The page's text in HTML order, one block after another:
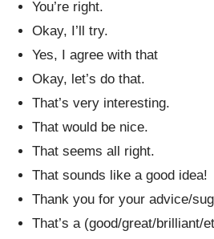
You’re right.
Okay, I’ll try.
Yes, I agree with that
Okay, let’s do that.
That’s very interesting.
That would be nice.
That seems all right.
That sounds like a good idea!
Thank you for your advice/
That’s a (good/great/brilliant/